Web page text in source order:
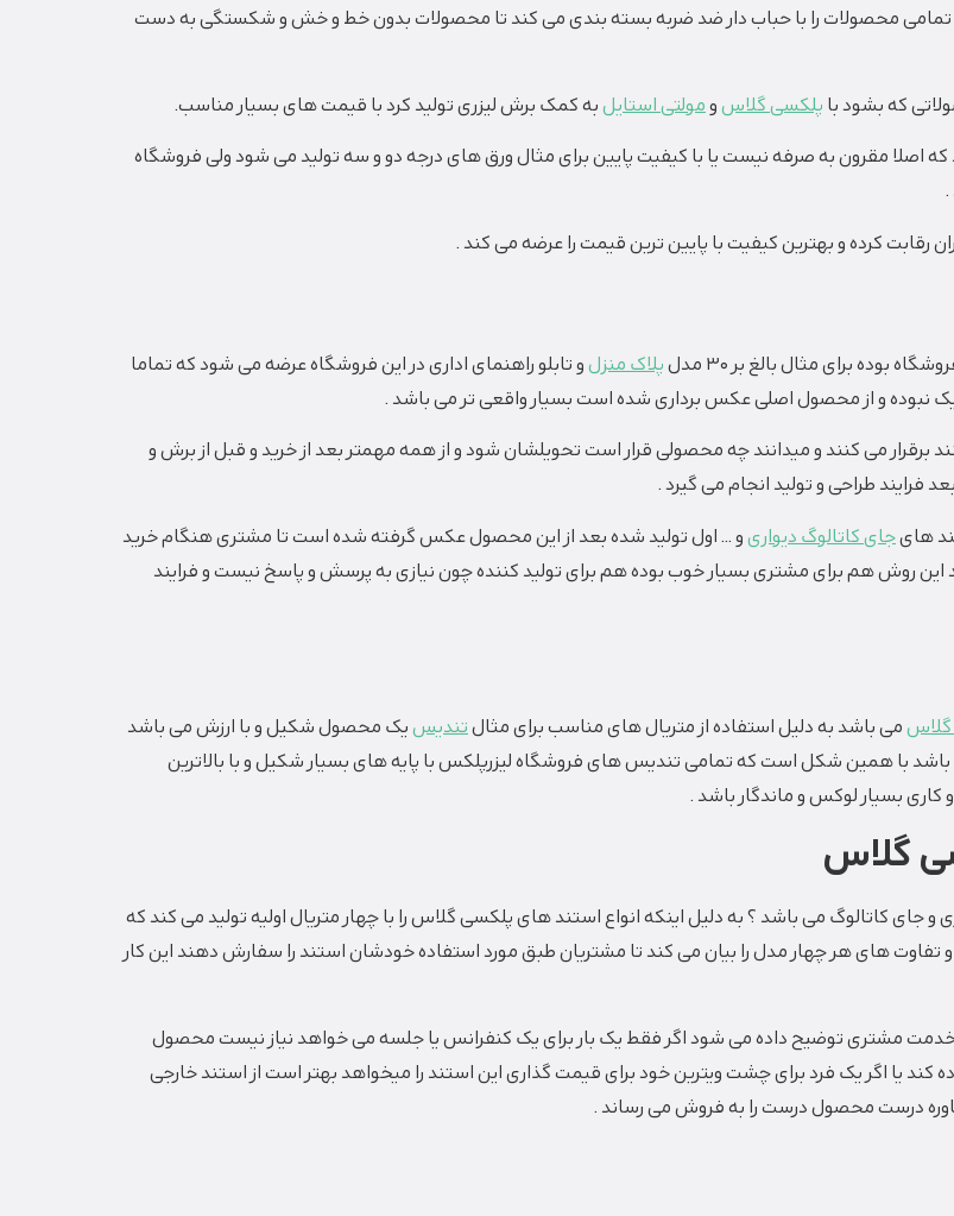
محصولات را با حباب دار ضد ضربه بسته بندی می کند تا محصولات بدون خط و خش و شکستگی به دست
که بشود با پلکسی گلاسومولتی استایلبه کمک برش لیزری تولید کرد با قیمت های بسیار مناسب.
اصلا مقرون به صرفه نیست یا با کیفیت پایین برای مثال ورق های درجه دو و سه تولید می شود ولی فروشگاه
.
کرده و بهترین کیفیت با پایین ترین قیمت را عرضه می کند .
برای مثال بالغ بر 30 مدل پلاک منزلو تابلو راهنمای اداری در این فروشگاه عرضه می شود که تماما
نبوده و از محصول اصلی عکس برداری شده است بسیار واقعی تر می باشد .
برقرار می کنند و میدانند چه محصولی قرار است تحویلشان شود و از همه مهمتر بعد از خرید و قبل از برش و
طراحی و تولید انجام می گیرد .
هایجای کاتالوگ دیواریو … اول تولید شده بعد از این محصول عکس گرفته شده است تا مشتری هنگام خرید
روش هم برای مشتری بسیار خوب بوده هم برای تولید کننده چون نیازی به پرسش و پاسخ نیست و فرایند
می باشد به دلیل استفاده از متریال های مناسب برای مثالتندیسیک محصول شکیل و با ارزش می باشد
باشد با همین شکل است که تمامی تندیس های فروشگاه لیزرپلکس با پایه های بسیار شکیل و با بالاترین
کاری بسیار لوکس و ماندگار باشد .
گلاس
کاتالوگ می باشد ؟ به دلیل اینکه انواع استند های پلکسی گلاس را با چهار متریال اولیه تولید می کند که
های هر چهار مدل را بیان می کند تا مشتریان طبق مورد استفاده خودشان استند را سفارش دهند این کار
سایز آ5 می خواهد چهار محصول خدمت مشتری توضیح داده می شود اگر فقط یک بار برای یک کنفرانس یا جلسه می خواهد نیاز نیست محصول
کند یا اگر یک فرد برای چشت ویترین خود برای قیمت گذاری این استند را میخواهد بهتر است از استند خارجی
درست محصول درست را به فروش می رساند .